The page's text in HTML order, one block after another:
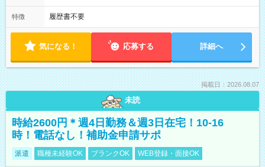
特徴 履歴書不要
気になる！ 応募する 詳細へ
掲載日：2026.08.07
未読
時給2600円＊週4日勤務＆週3日在宅！10-16
時！電話なし！補助金申請サポ
派遣 職種未経験OK ブランクOK WEB登録・面接OK